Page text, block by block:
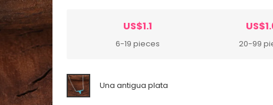
US$1.1
6-19 pieces 20-99
Una antigua plata